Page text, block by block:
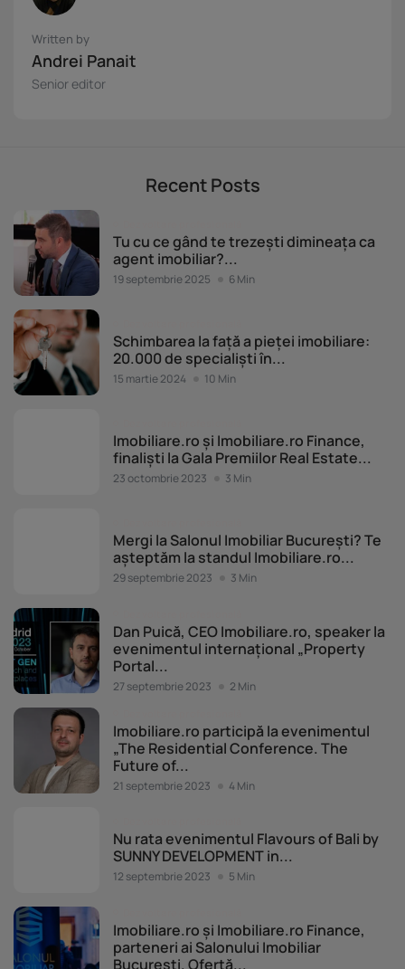
Written by
Andrei Panait
Senior editor
Recent Posts
Tu cu ce gând te trezești dimineața ca
agent imobiliar?...
19 septembrie 2025 6 Min
Schimbarea la față a pieței imobiliare:
20.000 de specialiști în...
15 martie 2024 10 Min
Imobiliare.ro și Imobiliare.ro Finance,
finaliști la Gala Premiilor Real Estate...
23 octombrie 2023 3 Min
Mergi la Salonul Imobiliar București? Te
așteptăm la standul Imobiliare.ro...
29 septembrie 2023 3 Min
Dan Puică, CEO Imobiliare.ro, speaker la
evenimentul internațional „Property
Portal...
27 septembrie 2023 2 Min
Imobiliare.ro participă la evenimentul
„The Residential Conference. The
Future of...
21 septembrie 2023 4 Min
Nu rata evenimentul Flavours of Bali by
SUNNY DEVELOPMENT in...
12 septembrie 2023 5 Min
Imobiliare.ro și Imobiliare.ro Finance,
parteneri ai Salonului Imobiliar
București. Ofertă...